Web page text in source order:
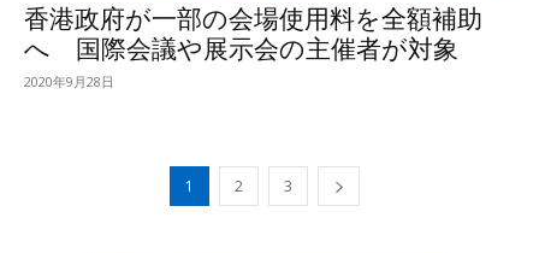
香港政府が一部の会場使用料を全額補助
へ 国際会議や展示会の主催者が対象
2020年9月28日
1 2 3